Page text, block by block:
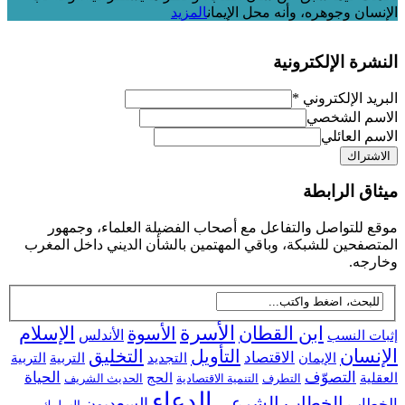
الإنسان وجوهره، وأنه محل الإيمانالمزيد
النشرة الإلكترونية
البريد الإلكتروني *
الاسم الشخصي
الاسم العائلي
ميثاق الرابطة
موقع للتواصل والتفاعل مع أصحاب الفضيلة العلماء، وجمهور
المتصفحين للشبكة، وباقي المهتمين بالشأن الديني داخل المغرب
وخارجه.
إثبات النسب ابن القطان الأسرة الأسوة الأندلس
الإسلام
الإنسان
الإيمان الاقتصاد التأويل التجديد التخليق التربية التربية
العقلية
التصوّف التطرف التنمية الاقتصادية الحج الحديث الشريف
الحياة